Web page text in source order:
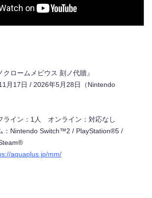
クロームメビウス 刻ノ代贖』
月 17日 / 2026年5月 28日（Nintendo
イン： 1 人 オンライン：対応なし
Nintendo Switch™2 / PlayStation®5 /
aquaplus.jp/mm/